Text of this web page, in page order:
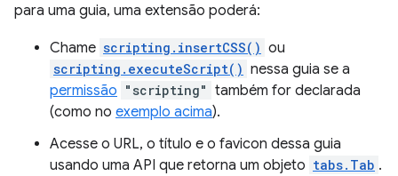
para uma guia, uma extensão poderá:
Chame scripting.insertCSS() ou
scripting.executeScript() nessa guia se a
permissão "scripting" também for declarada
(como no exemplo acima).
Acesse o URL, o título e o favicon dessa guia
usando uma API que retorna um objeto tabs.Tab .